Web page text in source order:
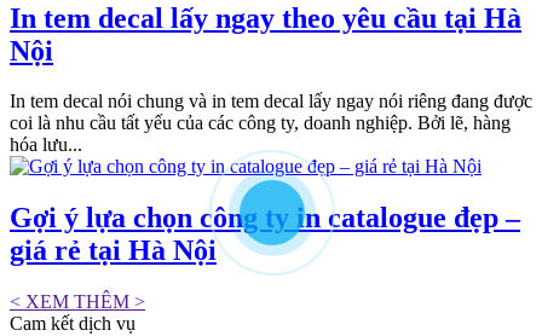
In tem decal lấy ngay theo yêu cầu tại Hà
Nội
In tem decal nói chung và in tem decal lấy ngay nói riêng đang được
coi là nhu cầu tất yếu của các công ty, doanh nghiệp. Bởi lẽ, hàng
hóa lưu...
Gợi ý lựa chọn công ty in catalogue đẹp –
giá rẻ tại Hà Nội
< XEM THÊM >
Cam kết dịch vụ